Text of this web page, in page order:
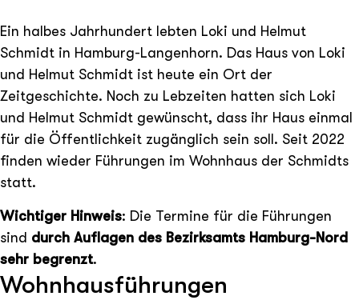
Ein halbes Jahrhundert lebten Loki und Helmut
Schmidt in Hamburg-Langenhorn. Das Haus von Loki
und Helmut Schmidt ist heute ein Ort der
Zeitgeschichte. Noch zu Lebzeiten hatten sich Loki
und Helmut Schmidt gewünscht, dass ihr Haus einmal
für die Öffentlichkeit zugänglich sein soll. Seit 2022
finden wieder Führungen im Wohnhaus der Schmidts
statt.
Wichtiger Hinweis: Die Termine für die Führungen
sind durch Auflagen des Bezirksamts Hamburg-Nord
sehr begrenzt.
Wohnhausführungen